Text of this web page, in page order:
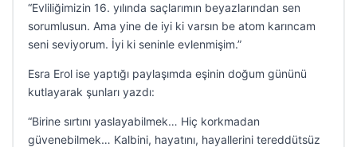
“Evliliğimizin 16. yılında saçlarımın beyazlarından sen
sorumlusun. Ama yine de iyi ki varsın be atom karıncam
seni seviyorum. İyi ki seninle evlenmişim.”
Esra Erol ise yaptığı paylaşımda eşinin doğum gününü
kutlayarak şunları yazdı:
“Birine sırtını yaslayabilmek… Hiç korkmadan
güvenebilmek… Kalbini, hayatını, hayallerini tereddütsüz